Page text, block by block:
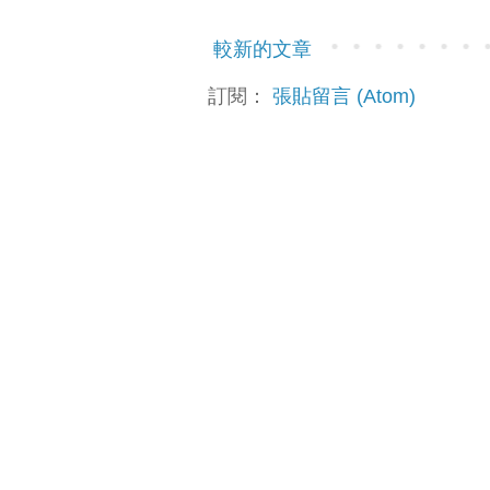
較新的文章
訂閱： 張貼留言 (Atom)